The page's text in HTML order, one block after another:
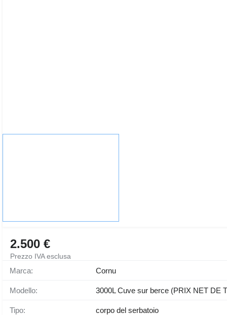
2.500 €
Prezzo IVA esclusa
Marca: Cornu
Modello: 3000L Cuve sur berce (PRIX NET DE
Tipo: corpo del serbatoio